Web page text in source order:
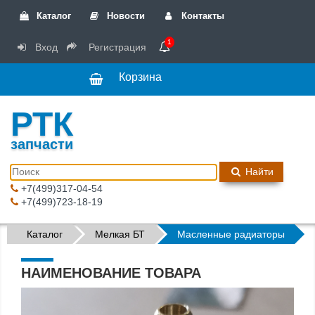
Каталог Новости Контакты
Вход Регистрация 1
Корзина
РТК
запчасти
Найти
+7(499)317-04-54
+7(499)723-18-19
Каталог Мелкая БТ Масленные радиаторы
НАИМЕНОВАНИЕ ТОВАРА